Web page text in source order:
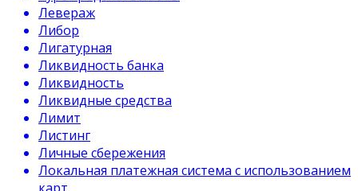
Левераж
Либор
Лигатурная
Ликвидность банка
Ликвидность
Ликвидные средства
Лимит
Листинг
Личные сбережения
Локальная платежная система с использованием